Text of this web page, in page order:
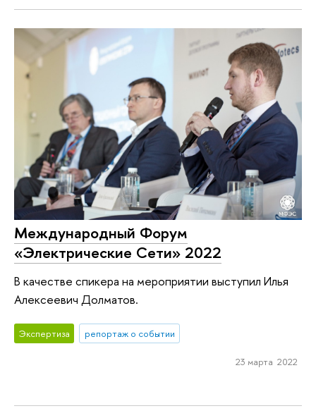
Международный Форум
«Электрические Сети» 2022
В качестве спикера на мероприятии выступил Илья
Алексеевич Долматов.
Экспертиза репортаж о событии
23 марта 2022